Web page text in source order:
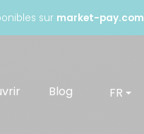
sur market-pay.com
Blog FR